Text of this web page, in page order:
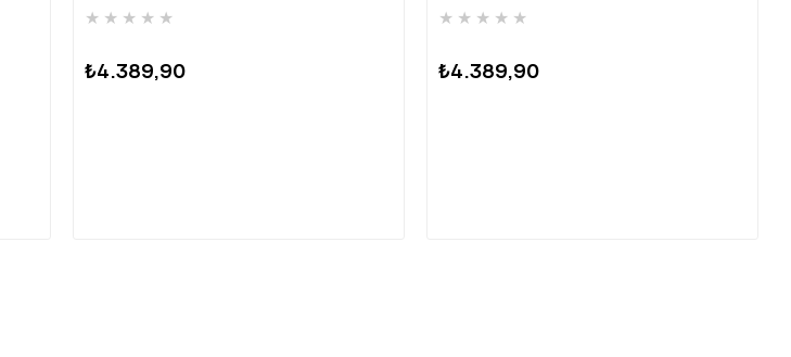
★ ★ ★ ★ ★
₺4.389,90
★ ★ ★ ★ ★
₺4.389,90